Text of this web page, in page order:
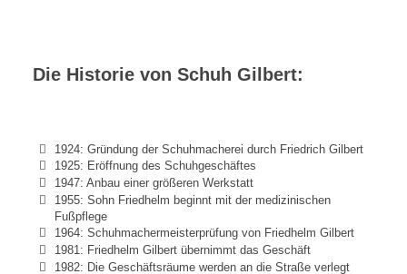
Die Historie von Schuh Gilbert:
1924: Gründung der Schuhmacherei durch Friedrich Gilbert
1925: Eröffnung des Schuhgeschäftes
1947: Anbau einer größeren Werkstatt
1955: Sohn Friedhelm beginnt mit der medizinischen
Fußpflege
1964: Schuhmachermeisterprüfung von Friedhelm Gilbert
1981: Friedhelm Gilbert übernimmt das Geschäft
1982: Die Geschäftsräume werden an die Straße verlegt